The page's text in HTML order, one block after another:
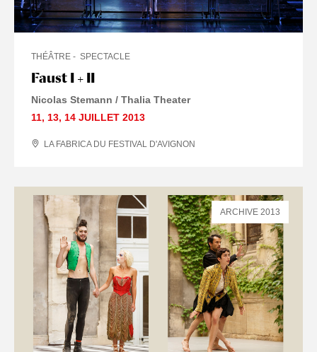
Faust I + II
THÉÂTRE SPECTACLE
Nicolas Stemann / Thalia Theater
11, 13, 14 JUILLET 2013
LA FABRICA DU FESTIVAL D'AVIGNON
ARCHIVE 2013